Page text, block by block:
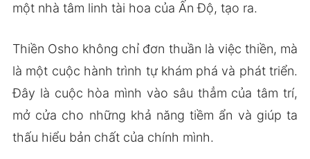
một nhà tâm linh tài hoa của Ấn Độ, tạo ra.
Thiền Osho không chỉ đơn thuần là việc thiền, mà
là một cuộc hành trình tự khám phá và phát triển.
Đây là cuộc hòa mình vào sâu thẳm của tâm trí,
mở cửa cho những khả năng tiềm ẩn và giúp ta
thấu hiểu bản chất của chính mình.